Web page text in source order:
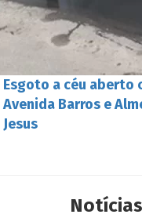
Esgoto a céu aberto
Avenida Barros e
Jesus